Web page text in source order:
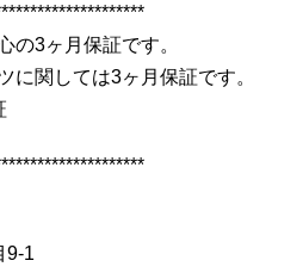
の3ヶ月保証です。
に関しては3ヶ月保証です。
9-1